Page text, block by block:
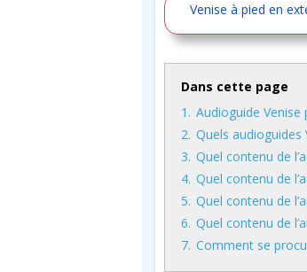
Venise à pied en
Dans cette page
1. Audioguide Venise
2. Quels audioguides
3. Quel contenu de
4. Quel contenu de
5. Quel contenu de
6. Quel contenu de
7. Comment se